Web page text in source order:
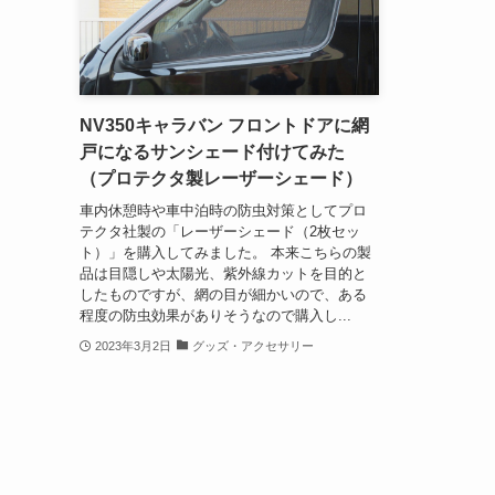
NV350キャラバン フロントドアに網
戸になるサンシェード付けてみた
（プロテクタ製レーザーシェード）
車内休憩時や車中泊時の防虫対策としてプロ
テクタ社製の「レーザーシェード（2枚セッ
ト）」を購入してみました。 本来こちらの製
品は目隠しや太陽光、紫外線カットを目的と
したものですが、網の目が細かいので、ある
程度の防虫効果がありそうなので購入し...
2023年3月2日 グッズ・アクセサリー